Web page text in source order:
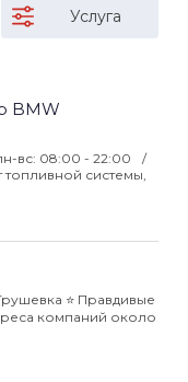
Услуга
BMW
вс: 08:00 - 22:00
системы,
⭐️ Правдивые
компаний около